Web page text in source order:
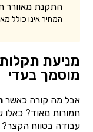
התקנת מאוורר
המחיר אינו כולל
מניעת
מוסמך בעדי
אבל מה קורה כאשר
חמורות מאוד? כאלו
עבודה בטווח